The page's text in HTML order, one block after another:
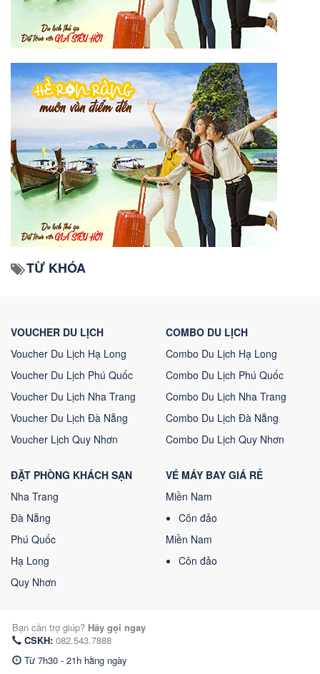
TỪ KHÓA
VOUCHER DU LỊCH
Voucher Du Lịch Hạ Long
Voucher Du Lịch Phú Quốc
Voucher Du Lịch Nha Trang
Voucher Du Lịch Đà Nẵng
Voucher Lịch Quy Nhơn
COMBO DU LỊCH
Combo Du Lịch Hạ Long
Combo Du Lịch Phú Quốc
Combo Du Lịch Nha Trang
Combo Du Lịch Đà Nẵng
Combo Du Lịch Quy Nhơn
ĐẶT PHÒNG KHÁCH SẠN
Nha Trang
Đà Nẵng
Phú Quốc
Hạ Long
Quy Nhơn
VÉ MÁY BAY GIÁ RẺ
Miền Nam
Côn đảo
Miền Nam
Côn đảo
Bạn cần trợ giúp? Hãy gọi ngay
CSKH: 082.543.7888
Từ 7h30 - 21h hằng ngày